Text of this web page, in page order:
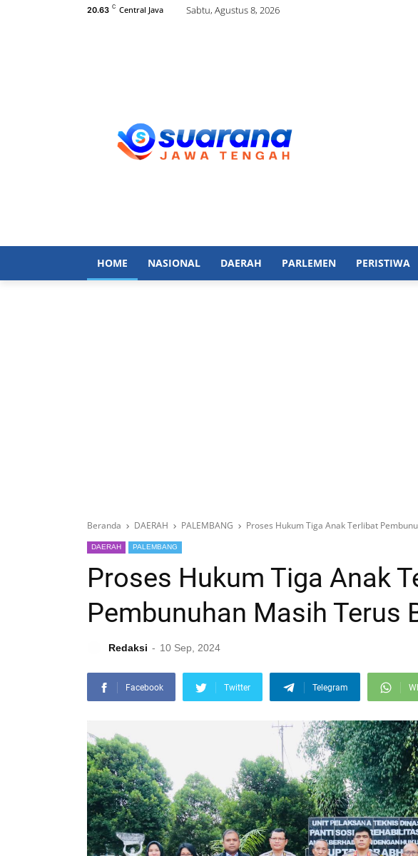
20.63 C Central Java Sabtu, Agustus 8, 2026
HOME NASIONAL DAERAH PARLEMEN PERISTIWA
Beranda DAERAH PALEMBANG Proses Hukum Tiga Anak Terlibat
DAERAH PALEMBANG
Proses Hukum Tiga Anak
Pembunuhan Masih Terus
Redaksi 10 Sep, 2024
Facebook Twitter Telegram